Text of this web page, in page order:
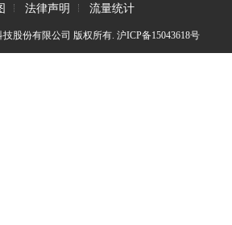
法律声明 流量统计
股份有限公司 版权所有. 沪ICP备15043618号